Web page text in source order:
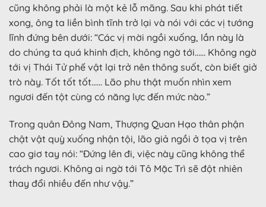
cũng không phải là một kẻ lỗ mãng. Sau khi phát tiết
xong, ông ta liền bình tĩnh trở lại và nói với các vị tướng
lĩnh đứng bên dưới: “Các vị mời ngồi xuống, lần này là
do chúng ta quá khinh địch, không ngờ tới…… Không ngờ
tới vị Thái Tử phế vật lại trở nên thông suốt, còn biết giở
trò này. Tốt tốt tốt…… Lão phu thật muốn nhìn xem
ngươi đến tột cùng có năng lực đến mức nào.”
Trong quân Đông Nam, Thượng Quan Hạo thân phận
chật vật quỳ xuống nhận tội, lão giả ngồi ở tọa vị trên
cao giơ tay nói: “Đứng lên đi, việc này cũng không thể
trách ngươi. Không ai ngờ tới Tô Mặc Trì sẽ đột nhiên
thay đổi nhiều đến như vậy.”